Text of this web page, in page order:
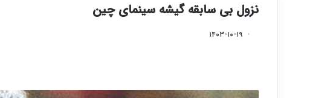
نزول بی سابقه گیشه سینمای چین
۱۴۰۳-۱۰-۱۹